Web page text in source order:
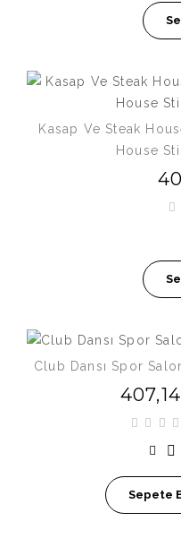
Kasap Ve Steak
House
Club Dansı Spor
Sepete